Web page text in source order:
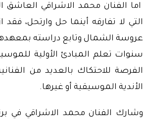
اما الفنان محمد الاشراقي العاشق
التي لا تفارقه أينما حل وارتحل، فقد
عروسة الشمال وتابع دراسته
سنوات تعلم المبادئ الأولية
الفرصة للاحتكاك بالعديد من
الأندية الموسيقية أو غيرها.
وشارك الفنان محمد الاشراقي في